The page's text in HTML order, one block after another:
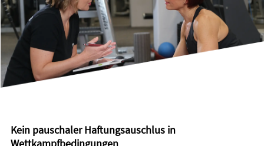
Kein pauschaler Haftungsauschlus in